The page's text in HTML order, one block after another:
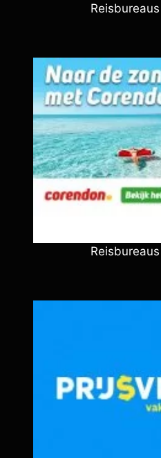
Reisbureaus
Reisbureaus